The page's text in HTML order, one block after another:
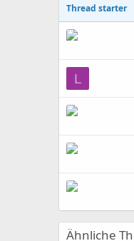
Thread starter
L
Ähnliche